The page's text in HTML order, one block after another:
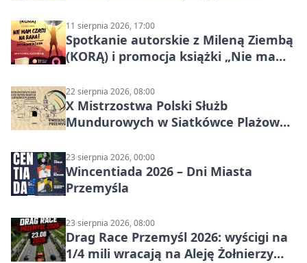
11 sierpnia 2026, 17:00
Spotkanie autorskie z Mileną Ziembą
(KORĄ) i promocja książki „Nie mam
22 sierpnia 2026, 08:00
X Mistrzostwa Polski Służb
Mundurowych w Siatkówce Plażowej
23 sierpnia 2026, 00:00
Wincentiada 2026 – Dni Miasta
Przemyśla
23 sierpnia 2026, 08:00
Drag Race Przemyśl 2026: wyścigi na
1/4 mili wracają na Aleję Żołnierzy